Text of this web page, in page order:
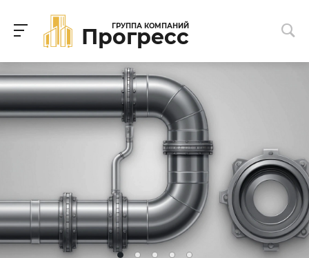
ГРУППА КОМПАНИЙ
Прогресс